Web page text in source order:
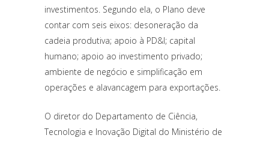
investimentos. Segundo ela, o Plano deve
contar com seis eixos: desoneração da
cadeia produtiva; apoio à PD&I; capital
humano; apoio ao investimento privado;
ambiente de negócio e simplificação em
operações e alavancagem para exportações.
O diretor do Departamento de Ciência,
Tecnologia e Inovação Digital do Ministério de